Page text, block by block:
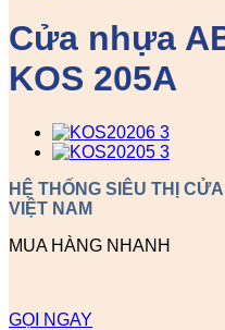
Cửa nhựa
KOS 205A
HỆ THỐNG SIÊU THỊ
VIỆT NAM
MUA HÀNG NHANH
GỌI NGAY